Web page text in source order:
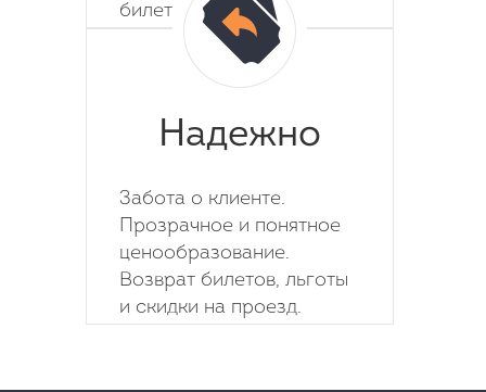
билет на автобус.
Надежно
Забота о клиенте.
Прозрачное и понятное
ценообразование.
Возврат билетов, льготы
и скидки на проезд.